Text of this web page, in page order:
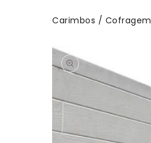
Carimbos / Cofragem